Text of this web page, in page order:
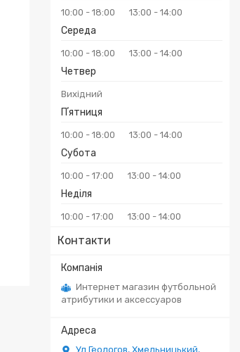
10:00 18:00 13:00 14:00
Середа
10:00 18:00 13:00 14:00
Четвер
Вихідний
Пʼятниця
10:00 18:00 13:00 14:00
Субота
10:00 17:00 13:00 14:00
Неділя
10:00 17:00 13:00 14:00
Контакти
Интернет магазин футбольной
атрибутики и аксессуаров
Ул.Геологов, Хмельницький,